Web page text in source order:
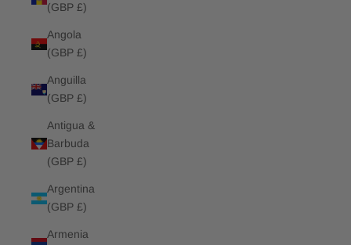
(GBP £)
Angola
(GBP £)
Anguilla
(GBP £)
Antigua &
Barbuda
(GBP £)
Argentina
(GBP £)
Armenia